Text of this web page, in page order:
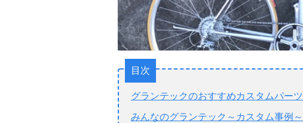
目次
グランテックのおすすめカスタムパーツ
みんなのグランテック～カスタム事例～